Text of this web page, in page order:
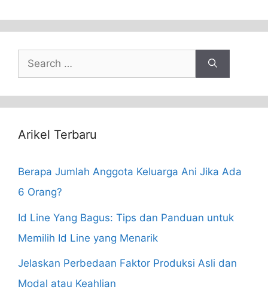
Search
for:
Arikel Terbaru
Berapa Jumlah Anggota Keluarga Ani Jika Ada
6 Orang?
Id Line Yang Bagus: Tips dan Panduan untuk
Memilih Id Line yang Menarik
Jelaskan Perbedaan Faktor Produksi Asli dan
Modal atau Keahlian